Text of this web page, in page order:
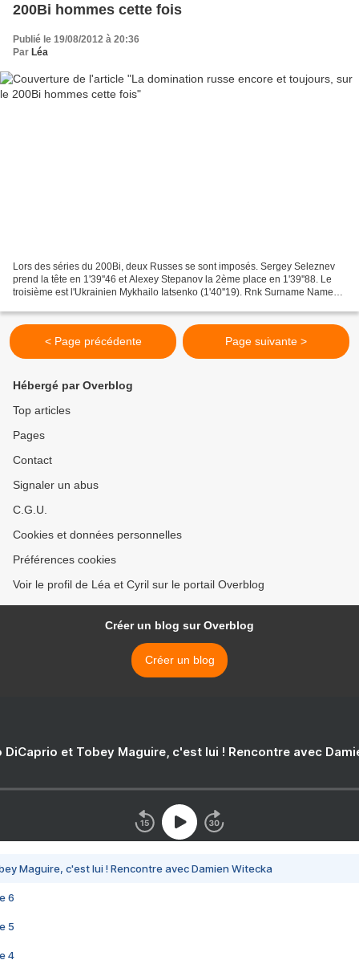
200Bi hommes cette fois
Publié le 19/08/2012 à 20:36
Par Léa
Lors des séries du 200Bi, deux Russes se sont imposés. Sergey Seleznev
prend la tête en 1'39''46 et Alexey Stepanov la 2ème place en 1'39''88. Le
troisième est l'Ukrainien Mykhailo Iatsenko (1'40''19). Rnk Surname Name
< Page précédente Page suivante >
Hébergé par Overblog
Top articles
Pages
Contact
Signaler un abus
C.G.U.
Cookies et données personnelles
Préférences cookies
Voir le profil de Léa et Cyril sur le portail Overblog
Créer un blog sur Overblog
Créer un blog
DiCaprio et Tobey Maguire, c'est lui ! Rencontre avec
Maguire, c'est lui ! Rencontre avec Damien Witecka
6
5
4